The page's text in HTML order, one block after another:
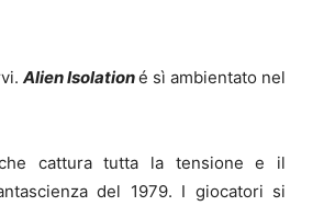
Alien Isolationé sì ambientato nel
cattura tutta la tensione e il
del 1979. I giocatori si